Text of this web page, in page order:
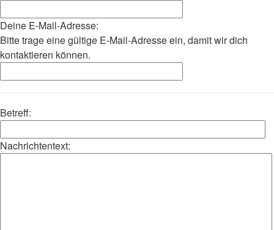
Deine E-Mail-Adresse:
Bitte trage eine gültige E-Mail-Adresse ein, damit wir dich
kontaktieren können.
Betreff:
Nachrichtentext: